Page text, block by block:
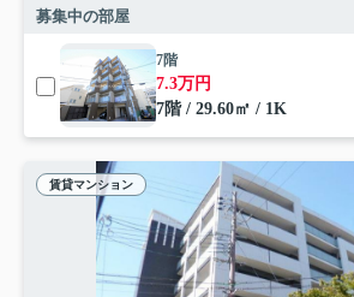
募集中の部屋
7階
7.3万円
7階 / 29.60㎡ / 1K
賃貸マンション